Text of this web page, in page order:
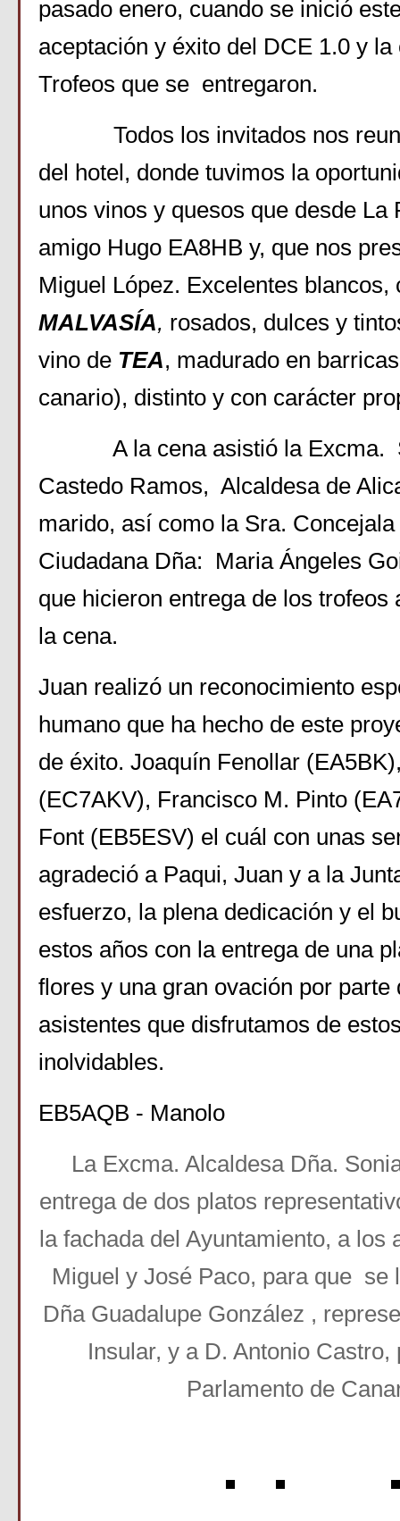
pasado enero, cuando se inició
aceptación y éxito del DCE 1.0 y la
Trofeos que se entregaron.
Todos los invitados nos
del hotel, donde tuvimos la
unos vinos y quesos que desde La
amigo Hugo EA8HB y, que nos
Miguel López. Excelentes blancos,
MALVASÍA, rosados, dulces y
vino de TEA, madurado en
canario), distinto y con carácter
A la cena asistió la Excma.
Castedo Ramos, Alcaldesa de
marido, así como la Sra.
Ciudadana Dña: Maria Ángeles
que hicieron entrega de los trofeos
la cena.
Juan realizó un reconocimiento
humano que ha hecho de este
de éxito. Joaquín Fenollar
(EC7AKV), Francisco M. Pinto
Font (EB5ESV) el cuál con unas
agradeció a Paqui, Juan y a la
esfuerzo, la plena dedicación y el
estos años con la entrega de una
flores y una gran ovación por parte
asistentes que disfrutamos de
inolvidables.
EB5AQB - Manolo
La Excma. Alcaldesa Dña.
entrega de dos platos
la fachada del Ayuntamiento, a los
Miguel y José Paco, para que se
Dña Guadalupe González ,
Insular, y a D. Antonio Castro,
Parlamento de